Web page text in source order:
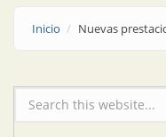
Inicio Nuevas
Formulario de